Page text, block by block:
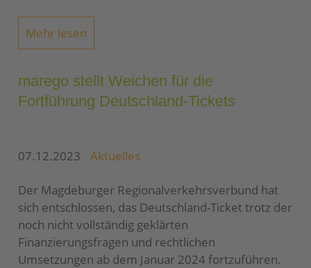
Mehr lesen
marego stellt Weichen für die
Fortführung Deutschland-Tickets
07.12.2023 Aktuelles
Der Magdeburger Regionalverkehrsverbund hat
sich entschlossen, das Deutschland-Ticket trotz der
noch nicht vollständig geklärten
Finanzierungsfragen und rechtlichen
Umsetzungen ab dem Januar 2024 fortzuführen.